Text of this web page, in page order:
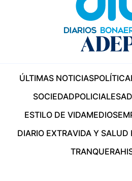
ÚLTIMAS NOTICIASPOLÍTICA
SOCIEDADPOLICIALES
ESTILO DE VIDAMEDIOS
DIARIO EXTRAVIDA Y SALUD
TRANQUERA